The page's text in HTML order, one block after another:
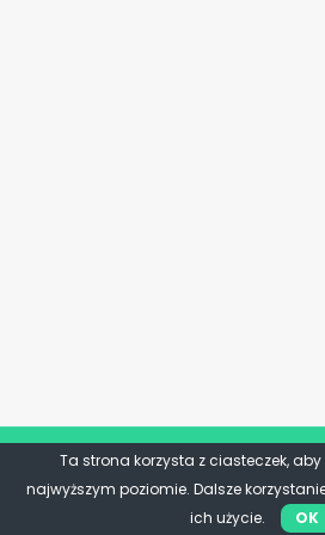
Ta strona korzysta z ciasteczek,
najwyższym poziomie. Dalsze
ich użycie.
OK